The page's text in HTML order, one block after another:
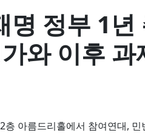
정부 1년
와 이후 과
아름드리홀에서 참여연대,